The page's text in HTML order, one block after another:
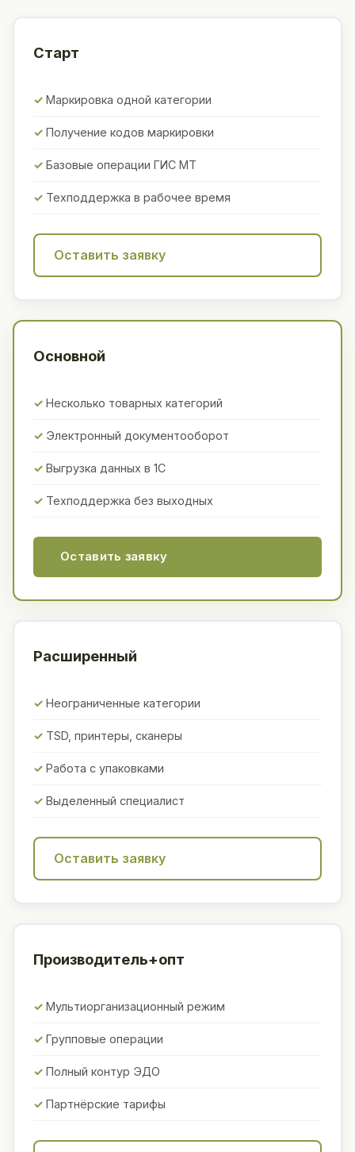
Старт
Маркировка одной категории
Получение кодов маркировки
Базовые операции ГИС МТ
Техподдержка в рабочее время
Оставить заявку
Основной
Несколько товарных категорий
Электронный документооборот
Выгрузка данных в 1С
Техподдержка без выходных
Оставить заявку
Расширенный
Неограниченные категории
TSD, принтеры, сканеры
Работа с упаковками
Выделенный специалист
Оставить заявку
Производитель+опт
Мультиорганизационный режим
Групповые операции
Полный контур ЭДО
Партнёрские тарифы